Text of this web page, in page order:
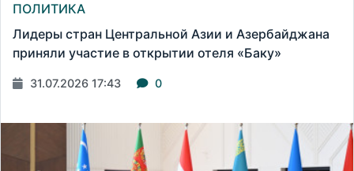
ПОЛИТИКА
Лидеры стран Центральной Азии и Азербайджана
приняли участие в открытии отеля «Баку»
31.07.2026 17:43 0